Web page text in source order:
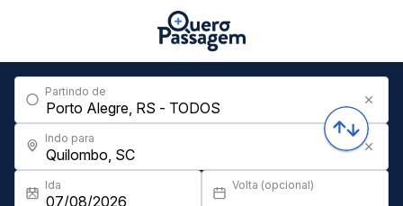
Partindo de
Indo para
Ida Volta (opcional)